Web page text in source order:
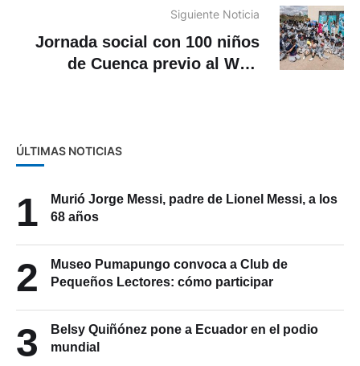
Siguiente Noticia
Jornada social con 100 niños
de Cuenca previo al WEF
ÚLTIMAS NOTICIAS
1
Murió Jorge Messi, padre de Lionel Messi, a los
68 años
2
Museo Pumapungo convoca a Club de
Pequeños Lectores: cómo participar
3
Belsy Quiñónez pone a Ecuador en el podio
mundial